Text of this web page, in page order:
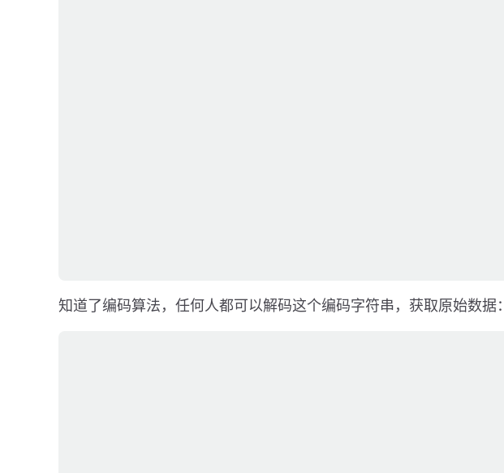
知道了编码算法，任何人都可以解码这个编码字符串，获取原始数据：